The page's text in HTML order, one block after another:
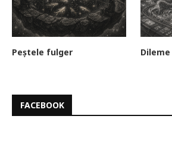
Peștele fulger
FACEBOOK